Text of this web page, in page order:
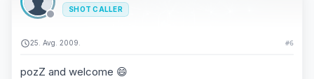
SHOT CALLER
25. Avg. 2009. #6
pozZ and welcome 😄